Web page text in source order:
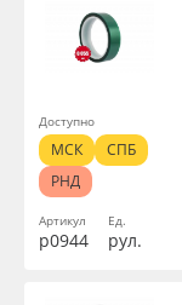
Артикул
р0944
Ед.
рул.
Доступно
МСК
СПБ
РНД